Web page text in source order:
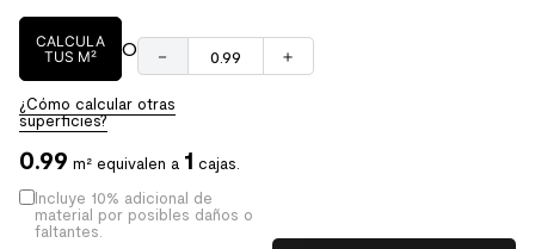
CALCULA
TUS M²
O ＋
－
¿Cómo calcular otras
superficies?
0.99 m² equivalen a 1 cajas.
Incluye 10% adicional de
material por posibles daños o
faltantes.